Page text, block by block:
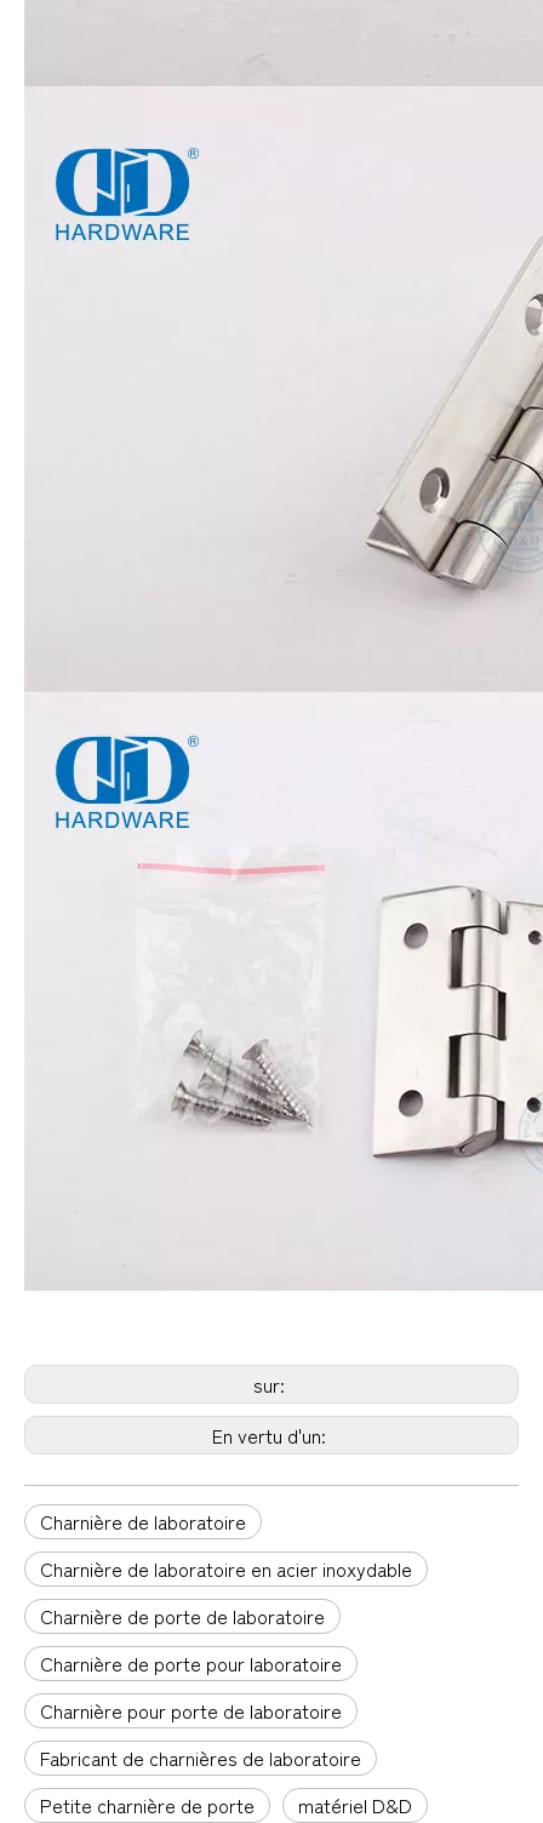
sur:
En vertu d'un:
Charnière de laboratoire
Charnière de laboratoire en acier inoxydable
Charnière de porte de laboratoire
Charnière de porte pour laboratoire
Charnière pour porte de laboratoire
Fabricant de charnières de laboratoire
Petite charnière de porte
matériel D&D